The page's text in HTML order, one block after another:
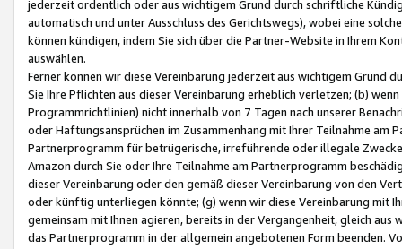
jederzeit ordentlich oder aus wichtigem Grund durch schriftliche
automatisch und unter Ausschluss des Gerichtswegs), wobei eine
können kündigen, indem Sie sich über die Partner-Website in Ihrem
auswählen.
Ferner können wir diese Vereinbarung jederzeit aus wichtigem Grund
Sie Ihre Pflichten aus dieser Vereinbarung erheblich verletzen; (b)
Programmrichtlinien) nicht innerhalb von 7 Tagen nach unserer
oder Haftungsansprüchen im Zusammenhang mit Ihrer Teilnahme am
Partnerprogramm für betrügerische, irreführende oder illegale
Amazon durch Sie oder Ihre Teilnahme am Partnerprogramm
dieser Vereinbarung oder den gemäß dieser Vereinbarung von den
oder künftig unterliegen könnte; (g) wenn wir diese Vereinbarung mit
gemeinsam mit Ihnen agieren, bereits in der Vergangenheit, gleich
das Partnerprogramm in der allgemein angebotenen Form beenden.